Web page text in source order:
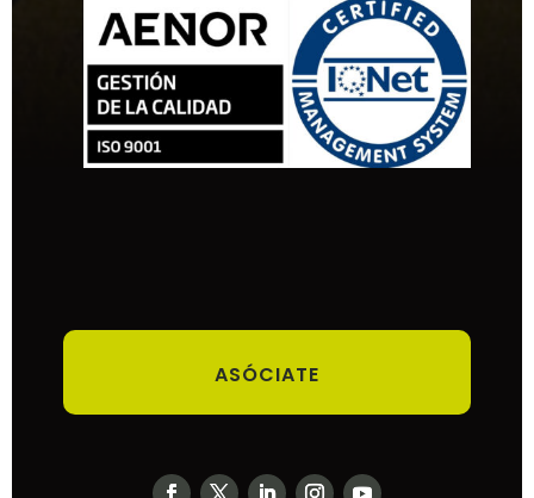
ASÓCIATE